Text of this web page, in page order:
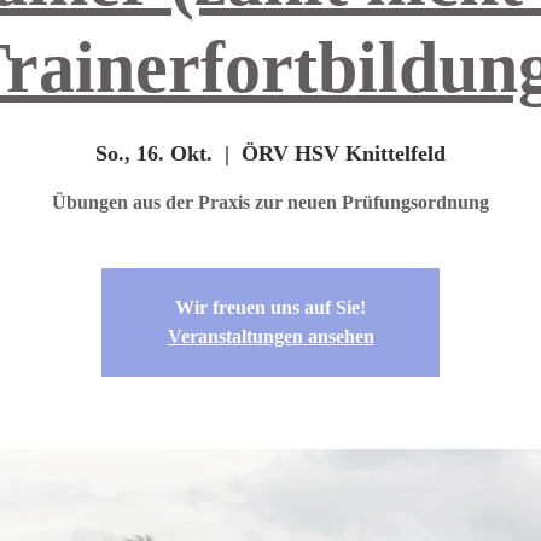
So., 16. Okt.
  |
ÖRV HSV Knittelfeld
Übungen aus der Praxis zur neuen Prüfungsordnung
Wir freuen uns auf Sie!
Veranstaltungen ansehen